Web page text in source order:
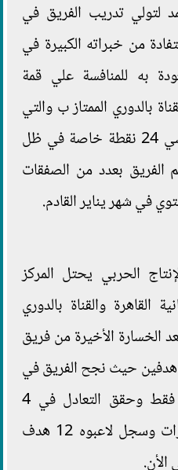
لتولي تدريب الفريق في
من خبراته الكبيرة في
به للمنافسة علي قمة
بالدوري الممتاز ب والتي
يحتلها حاليا فريق زد إف سي 24 نقطة خاصة في ظل
بعدد من الصفقات
في شهر يناير القادم.
الحربي يحتل المركز
القاهرة والقناة بالدوري
10 نقاط بعد الخسارة الأخيرة من فريق
هدفين حيث نجح الفريق في
تحقيق الفوز في مباراتين فقط وحقق التعادل في 4
جولات وتلقي الهزيمة 4 مرات وسجل لاعبوه 12 هدف